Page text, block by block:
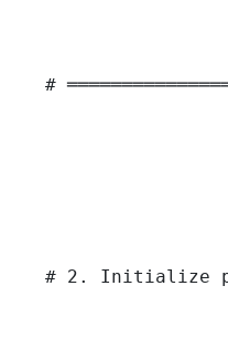
#
# 2. Initialize